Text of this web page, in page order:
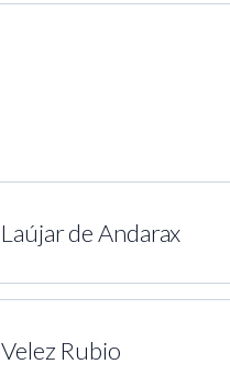
Laújar de Andarax
Velez Rubio